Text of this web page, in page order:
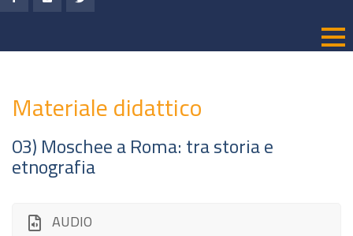
Materiale didattico
03) Moschee a Roma: tra storia e
etnografia
AUDIO